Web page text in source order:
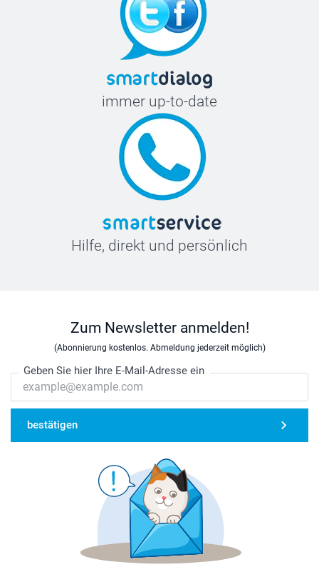
immer up-to-date
Hilfe, direkt und persönlich
Zum Newsletter anmelden!
(Abonnierung kostenlos. Abmeldung jederzeit möglich)
Geben Sie hier Ihre E-Mail-Adresse ein
bestätigen